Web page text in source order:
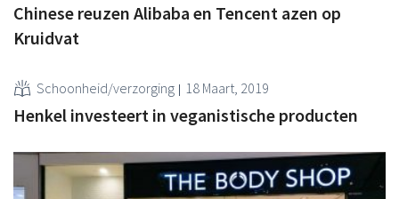
Chinese reuzen Alibaba en Tencent azen op
Kruidvat
Schoonheid/verzorging 18 Maart, 2019
Henkel investeert in veganistische producten